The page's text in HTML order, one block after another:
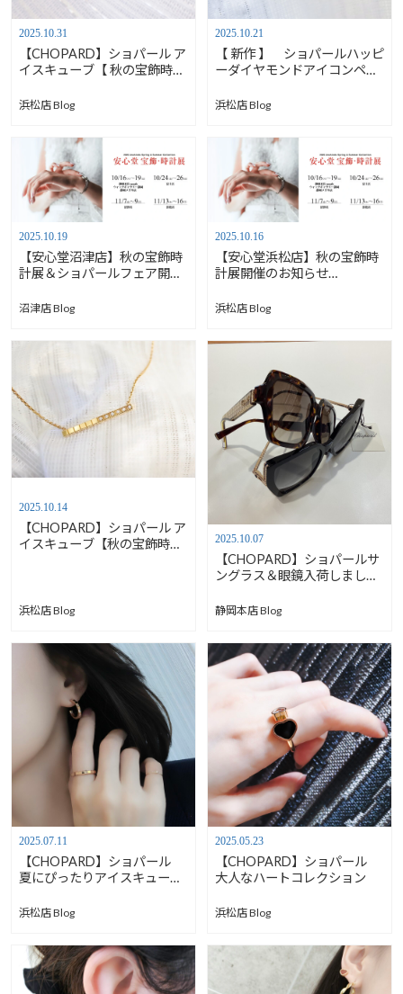
2025.10.31
【CHOPARD】ショパール ア
イスキューブ【 秋の宝飾時計
浜松店 Blog
2025.10.21
【 新作 】 ショパールハッピ
ーダイヤモンドアイコンペン
11/13-16 】
浜松店 Blog
2025.10.19
【安心堂沼津店】秋の宝飾時
計展＆ショパールフェア開催
沼津店 Blog
2025.10.16
【安心堂浜松店】秋の宝飾時
計展開催のお知らせ
浜松店 Blog
2025.10.14
【CHOPARD】ショパール ア
イスキューブ【秋の宝飾時計
浜松店 Blog
2025.10.07
【CHOPARD】ショパールサ
ングラス＆眼鏡入荷しまし
静岡本店 Blog
2025.07.11
【CHOPARD】ショパール
夏にぴったりアイスキューブ
浜松店 Blog
2025.05.23
【CHOPARD】ショパール
大人なハートコレクション
浜松店 Blog